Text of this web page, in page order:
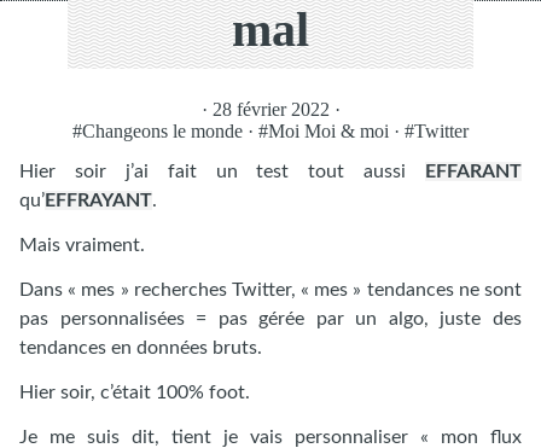
mal
· 28 février 2022 ·
#Changeons le monde · #Moi Moi & moi · #Twitter
Hier soir j’ai fait un test tout aussi
EFFARANT
qu’EFFRAYANT.
Mais vraiment.
Dans « mes » recherches Twitter, « mes » tendances ne sont
pas personnalisées = pas gérée par un algo, juste des
tendances en données bruts.
Hier soir, c’était 100% foot.
Je me suis dit, tient je vais personnaliser « mon flux